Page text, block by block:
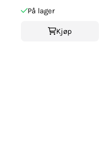
På lager
Kjøp